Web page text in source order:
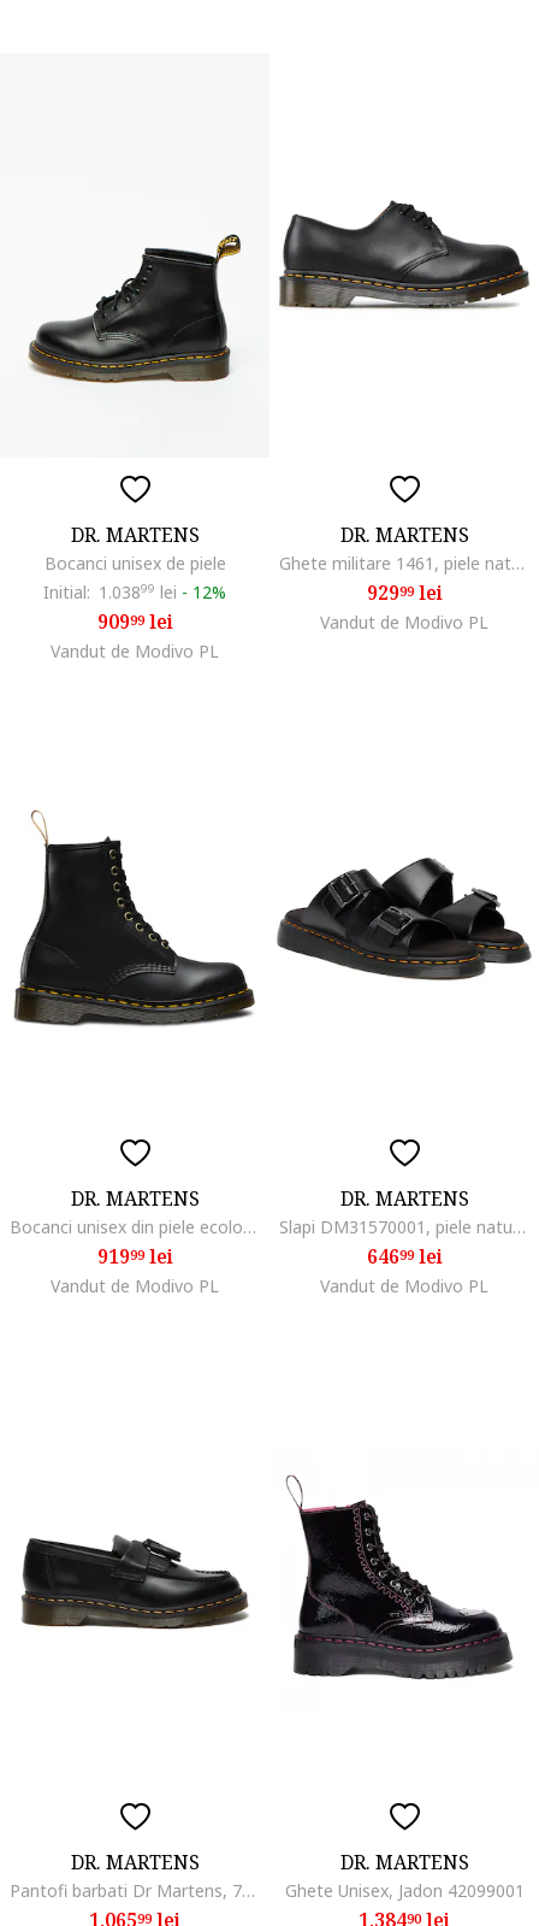
DR. MARTENS
Bocanci unisex de piele
Initial: 1.03899 lei - 12%
90999lei
Vandut de Modivo PL
DR. MARTENS
Ghete militare 1461, piele naturala, talpa plata, negru,
92999lei
Vandut de Modivo PL
DR. MARTENS
Bocanci unisex din piele ecologica, Negru
91999lei
Vandut de Modivo PL
DR. MARTENS
Slapi DM31570001, piele naturala, negru, plata
64699lei
Vandut de Modivo PL
DR. MARTENS
Pantofi barbati Dr Martens, 717226, Piele naturala
1.06599lei
DR. MARTENS
Ghete Unisex, Jadon 42099001
1.38490lei